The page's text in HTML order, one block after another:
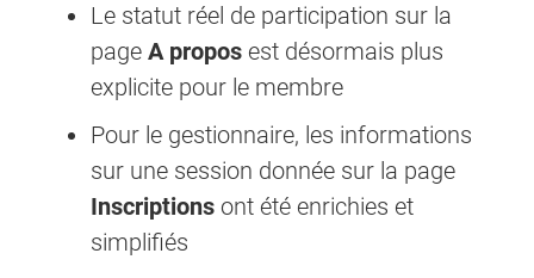
Le statut réel de participation sur la
page A propos est désormais plus
explicite pour le membre
Pour le gestionnaire, les informations
sur une session donnée sur la page
Inscriptions ont été enrichies et
simplifiés